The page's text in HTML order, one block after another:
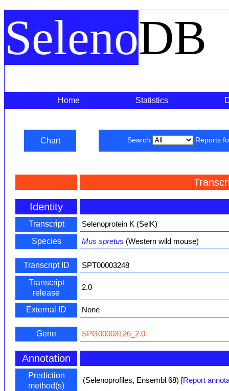
SelenoDB
Home Statistics
Chart Search Reports
Identity
Transcript
Selenoprotein K (SelK)
Species
Mus spretus (Western wild mouse)
Transcript ID
SPT00003248
Transcript
release
2.0
External ID None
Gene SPG00003126_2.0
Annotation
Prediction
method(s)
(Selenoprofiles, Ensembl 68) [Report